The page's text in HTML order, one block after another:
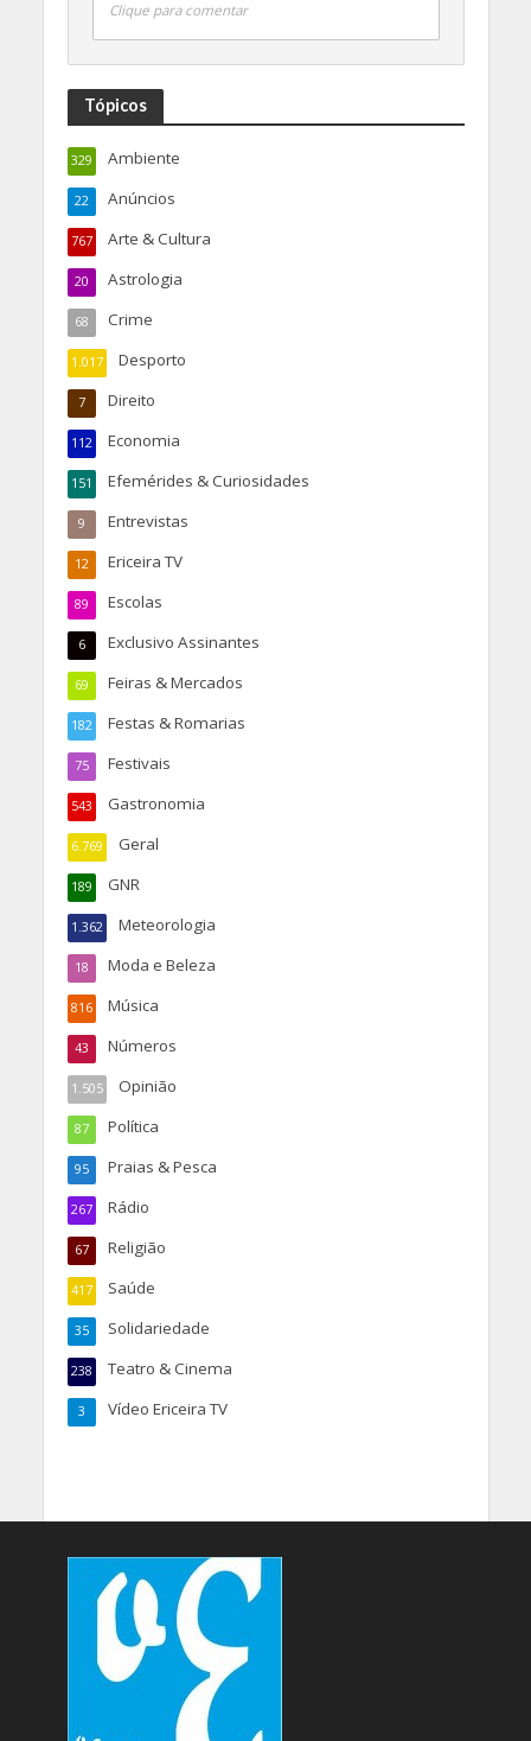
Clique para comentar
Tópicos
Ambiente
329
Anúncios
22
Arte & Cultura
767
Astrologia
20
Crime
68
Desporto
1.017
Direito
7
Economia
112
Efemérides & Curiosidades
151
Entrevistas
9
Ericeira TV
12
Escolas
89
Exclusivo Assinantes
6
Feiras & Mercados
69
Festas & Romarias
182
Festivais
75
Gastronomia
543
Geral
6.769
GNR
189
Meteorologia
1.362
Moda e Beleza
18
Música
816
Números
43
Opinião
1.505
Política
87
Praias & Pesca
95
Rádio
267
Religião
67
Saúde
417
Solidariedade
35
Teatro & Cinema
238
Vídeo Ericeira TV
3